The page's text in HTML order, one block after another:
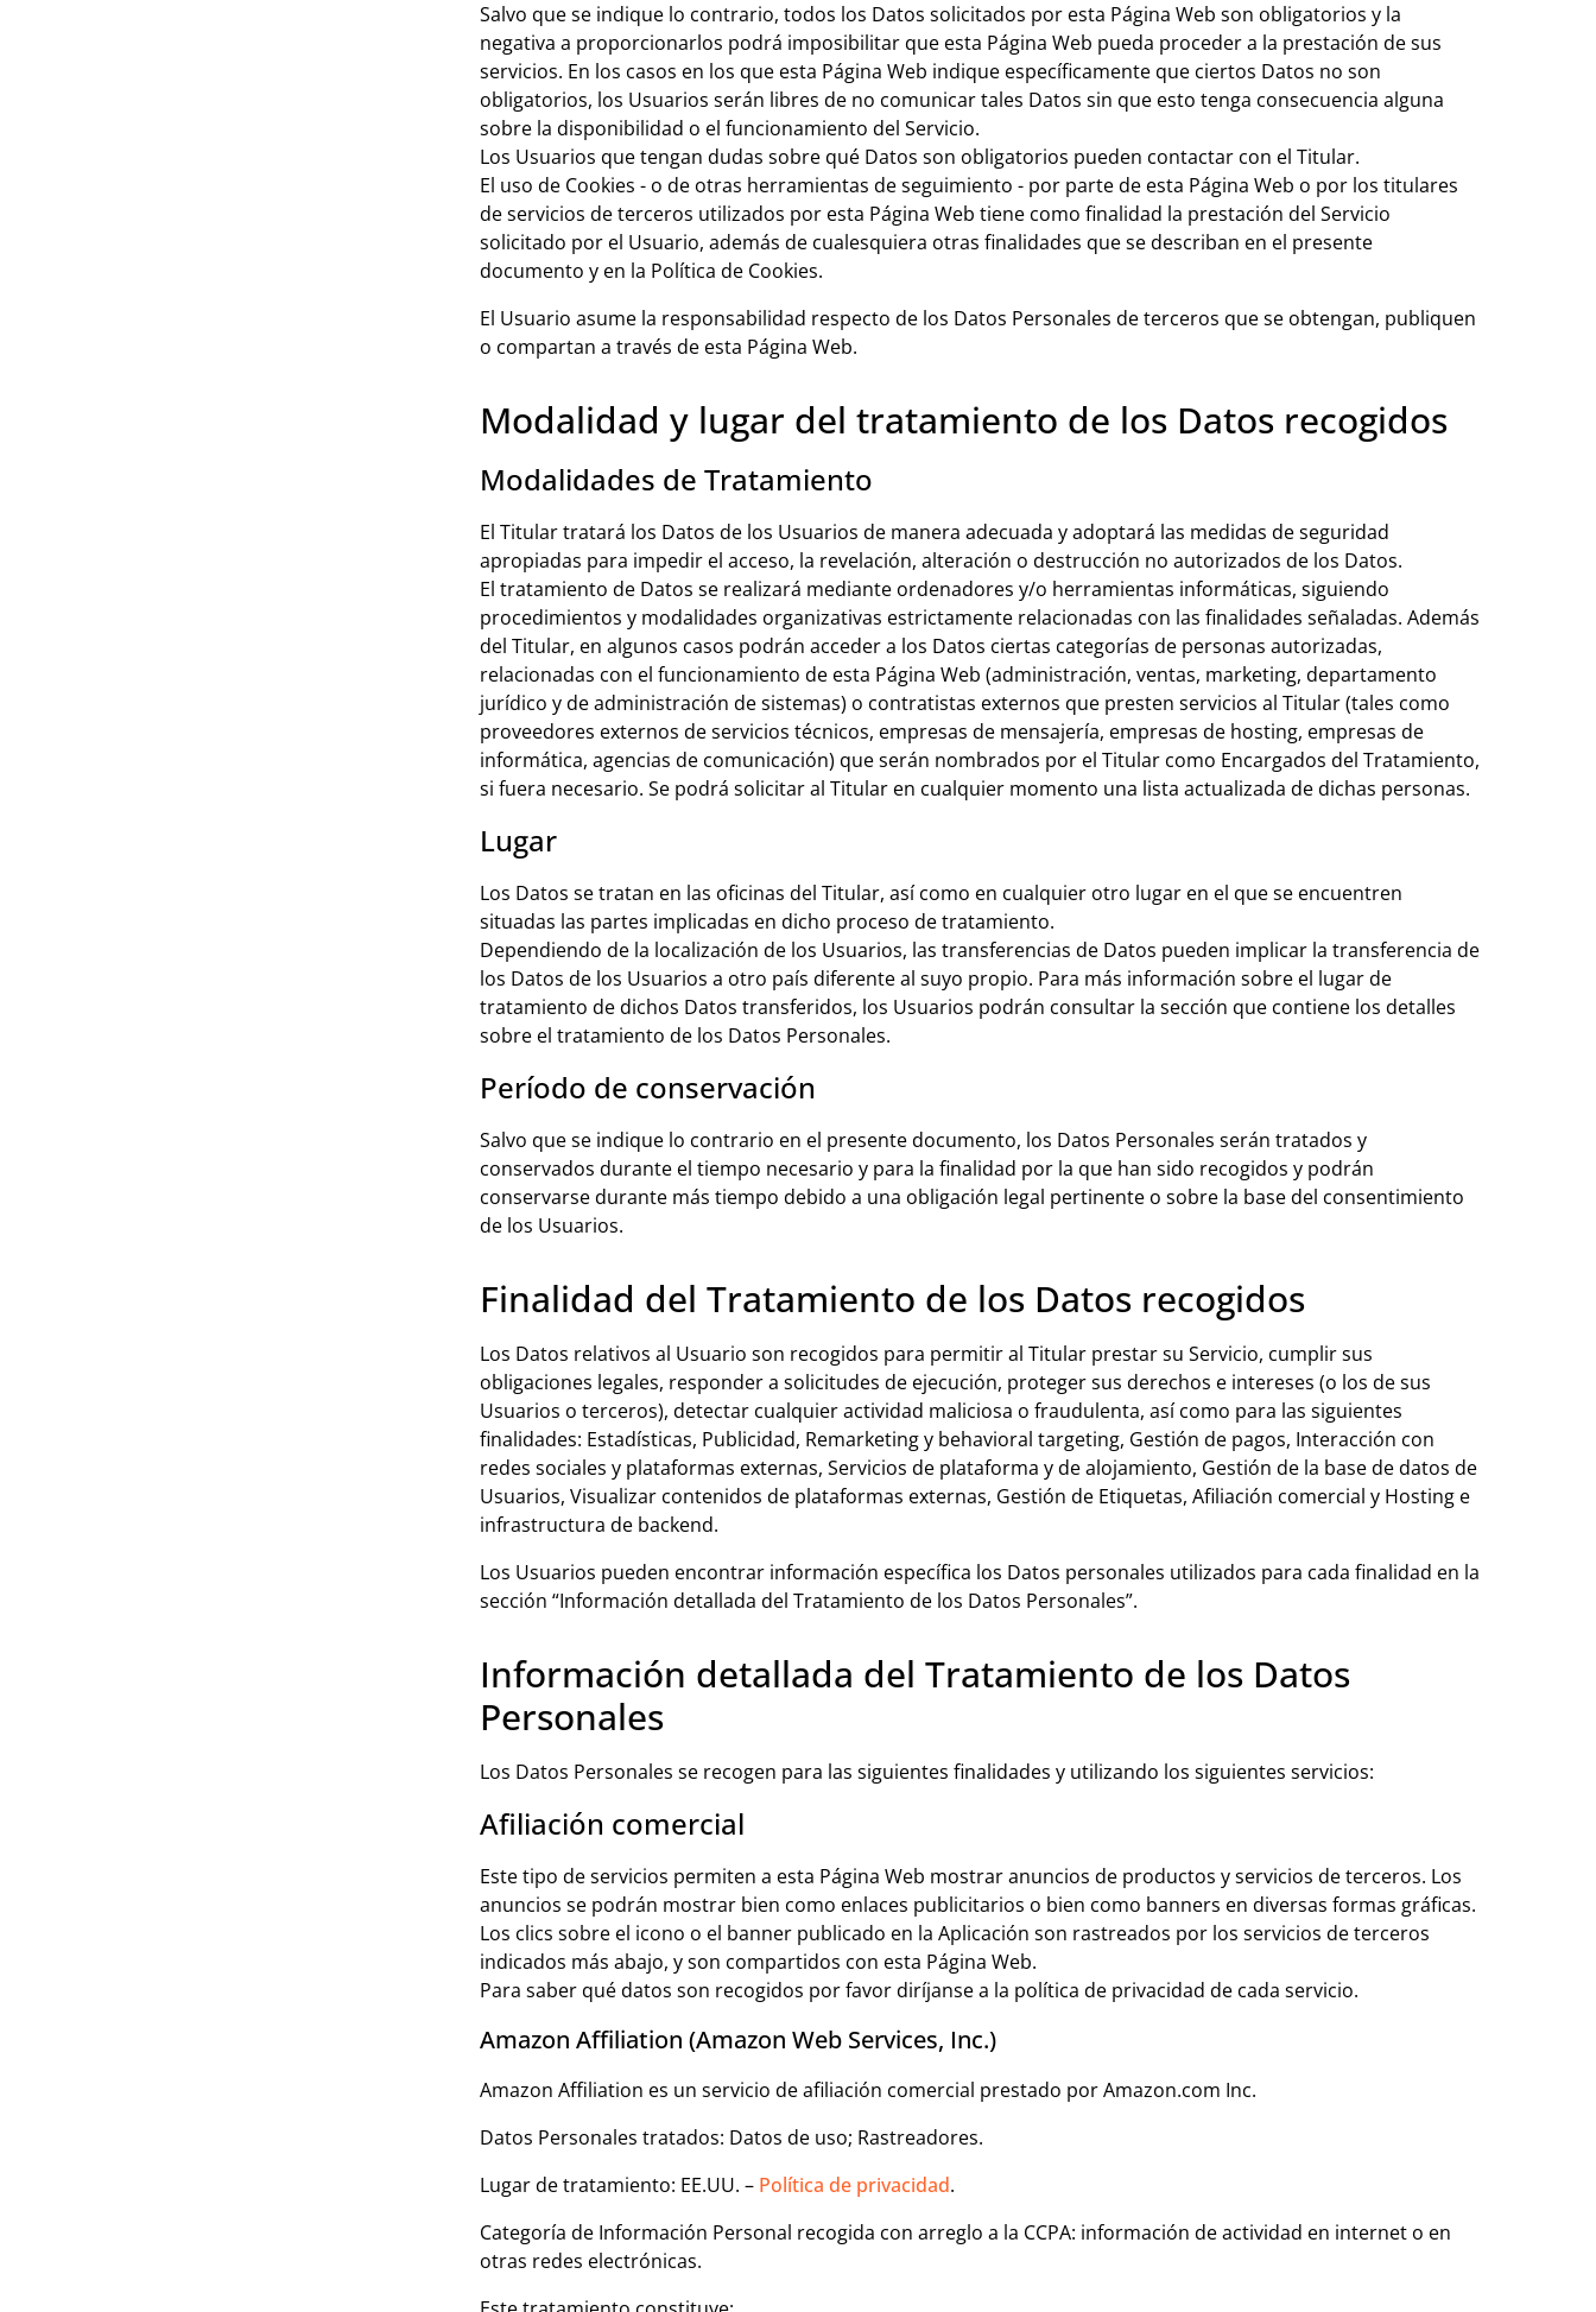
Salvo que se indique lo contrario, todos los Datos solicitados por esta Página Web son obligatorios y la
negativa a proporcionarlos podrá imposibilitar que esta Página Web pueda proceder a la prestación de sus
servicios. En los casos en los que esta Página Web indique específicamente que ciertos Datos no son
obligatorios, los Usuarios serán libres de no comunicar tales Datos sin que esto tenga consecuencia alguna
sobre la disponibilidad o el funcionamiento del Servicio.
Los Usuarios que tengan dudas sobre qué Datos son obligatorios pueden contactar con el Titular.
El uso de Cookies - o de otras herramientas de seguimiento - por parte de esta Página Web o por los titulares
de servicios de terceros utilizados por esta Página Web tiene como finalidad la prestación del Servicio
solicitado por el Usuario, además de cualesquiera otras finalidades que se describan en el presente
documento y en la Política de Cookies.
El Usuario asume la responsabilidad respecto de los Datos Personales de terceros que se obtengan, publiquen
o compartan a través de esta Página Web.
Modalidad y lugar del tratamiento de los Datos recogidos
Modalidades de Tratamiento
El Titular tratará los Datos de los Usuarios de manera adecuada y adoptará las medidas de seguridad
apropiadas para impedir el acceso, la revelación, alteración o destrucción no autorizados de los Datos.
El tratamiento de Datos se realizará mediante ordenadores y/o herramientas informáticas, siguiendo
procedimientos y modalidades organizativas estrictamente relacionadas con las finalidades señaladas. Además
del Titular, en algunos casos podrán acceder a los Datos ciertas categorías de personas autorizadas,
relacionadas con el funcionamiento de esta Página Web (administración, ventas, marketing, departamento
jurídico y de administración de sistemas) o contratistas externos que presten servicios al Titular (tales como
proveedores externos de servicios técnicos, empresas de mensajería, empresas de hosting, empresas de
informática, agencias de comunicación) que serán nombrados por el Titular como Encargados del Tratamiento,
si fuera necesario. Se podrá solicitar al Titular en cualquier momento una lista actualizada de dichas personas.
Lugar
Los Datos se tratan en las oficinas del Titular, así como en cualquier otro lugar en el que se encuentren
situadas las partes implicadas en dicho proceso de tratamiento.
Dependiendo de la localización de los Usuarios, las transferencias de Datos pueden implicar la transferencia de
los Datos de los Usuarios a otro país diferente al suyo propio. Para más información sobre el lugar de
tratamiento de dichos Datos transferidos, los Usuarios podrán consultar la sección que contiene los detalles
sobre el tratamiento de los Datos Personales.
Período de conservación
Salvo que se indique lo contrario en el presente documento, los Datos Personales serán tratados y
conservados durante el tiempo necesario y para la finalidad por la que han sido recogidos y podrán
conservarse durante más tiempo debido a una obligación legal pertinente o sobre la base del consentimiento
de los Usuarios.
Finalidad del Tratamiento de los Datos recogidos
Los Datos relativos al Usuario son recogidos para permitir al Titular prestar su Servicio, cumplir sus
obligaciones legales, responder a solicitudes de ejecución, proteger sus derechos e intereses (o los de sus
Usuarios o terceros), detectar cualquier actividad maliciosa o fraudulenta, así como para las siguientes
finalidades: Estadísticas, Publicidad, Remarketing y behavioral targeting, Gestión de pagos, Interacción con
redes sociales y plataformas externas, Servicios de plataforma y de alojamiento, Gestión de la base de datos de
Usuarios, Visualizar contenidos de plataformas externas, Gestión de Etiquetas, Afiliación comercial y Hosting e
infrastructura de backend.
Los Usuarios pueden encontrar información específica los Datos personales utilizados para cada finalidad en la
sección “Información detallada del Tratamiento de los Datos Personales”.
Información detallada del Tratamiento de los Datos
Personales
Los Datos Personales se recogen para las siguientes finalidades y utilizando los siguientes servicios:
Afiliación comercial
Este tipo de servicios permiten a esta Página Web mostrar anuncios de productos y servicios de terceros. Los
anuncios se podrán mostrar bien como enlaces publicitarios o bien como banners en diversas formas gráficas.
Los clics sobre el icono o el banner publicado en la Aplicación son rastreados por los servicios de terceros
indicados más abajo, y son compartidos con esta Página Web.
Para saber qué datos son recogidos por favor diríjanse a la política de privacidad de cada servicio.
Amazon Affiliation (Amazon Web Services, Inc.)
Amazon Affiliation es un servicio de afiliación comercial prestado por Amazon.com Inc.
Datos Personales tratados: Datos de uso; Rastreadores.
Lugar de tratamiento: EE.UU. – Política de privacidad.
Categoría de Información Personal recogida con arreglo a la CCPA: información de actividad en internet o en
otras redes electrónicas.